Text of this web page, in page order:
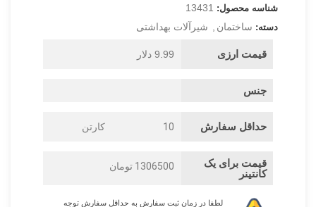
شناسه محصول: 13431
دسته: ساختمان شیرآلات بهداشتی
قیمت ارزی 9.99 دلار
جنس
حداقل سفارش 10 کارتن
قیمت برای یک
کانتینر
1306500 تومان
لطفا در زمان ثبت سفارش به حداقل سفارش توجه